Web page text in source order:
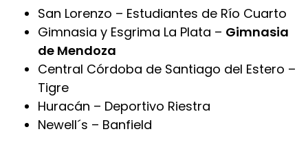
San Lorenzo – Estudiantes de Río Cuarto
Gimnasia y Esgrima La Plata – Gimnasia
de Mendoza
Central Córdoba de Santiago del Estero –
Tigre
Huracán – Deportivo Riestra
Newell´s – Banfield